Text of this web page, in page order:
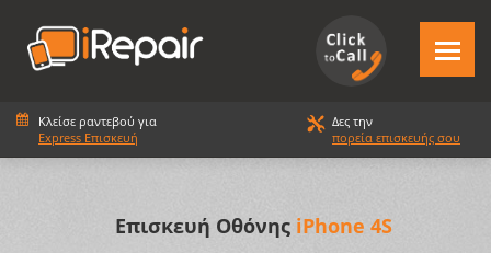
Κλείσε ραντεβού για
Express Επισκευή
Δες την
πορεία επισκευής σου
Επισκευή Οθόνης iPhone 4S